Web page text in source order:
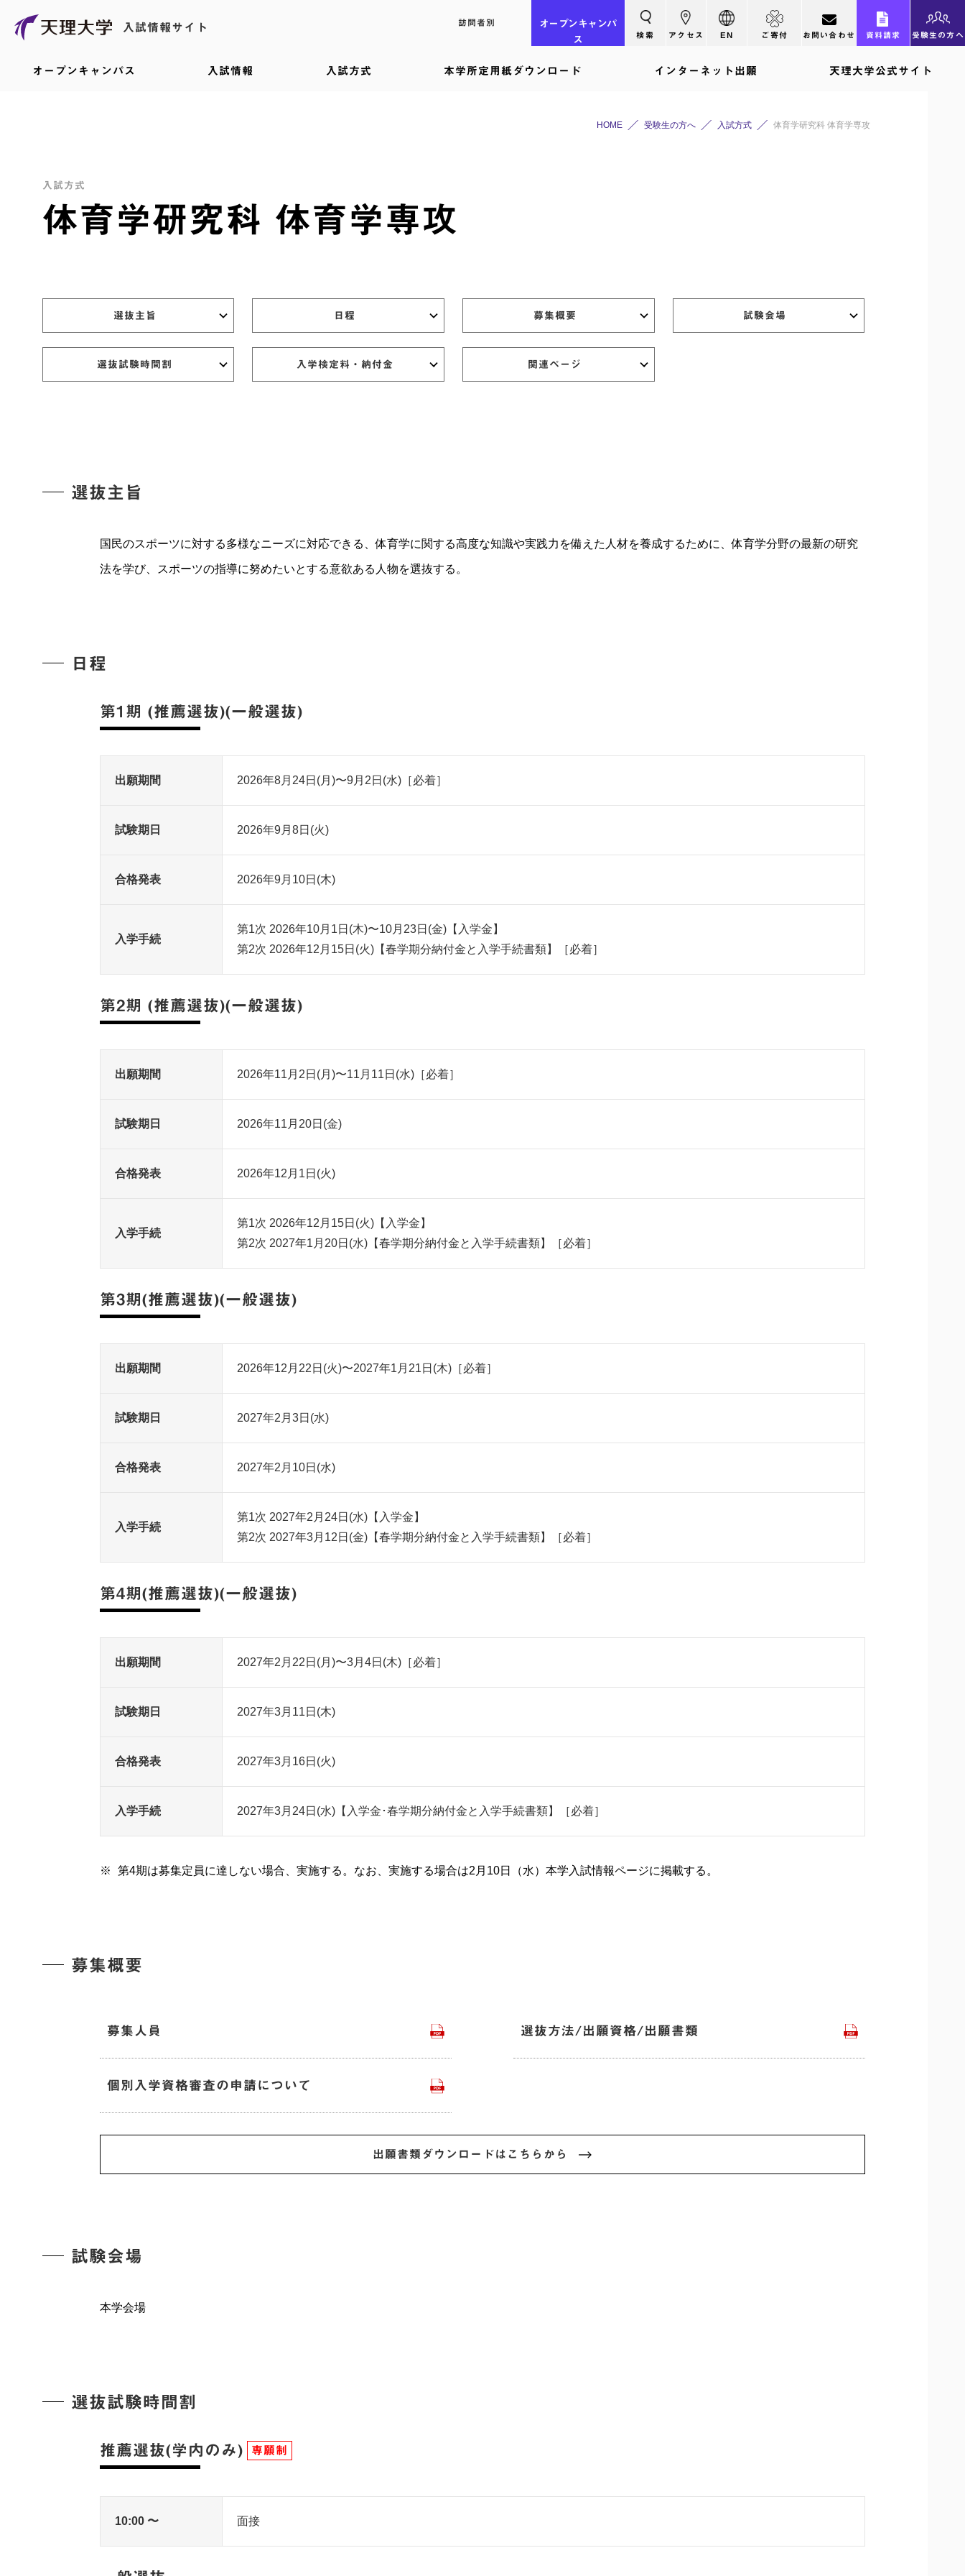
入試情報サイト 訪問者別 オープン キャンパ
ス
検索 アクセス EN ご寄付 お問い合わせ 資料請求 受験生の方へ
オープンキャンパス 入試情報 入試方式 本学所定用紙ダウンロード インターネット出願 天理大学公式サイト
HOME 受験生の方へ 入試方式 体育学研究科 体育学専攻
入試方式
体育学研究科 体育学専攻
選抜主旨 日程 募集概要 試験会場
選抜試験時間割 入学検定料・納付金 関連ページ
選抜主旨
国民のスポーツに対する多様なニーズに対応できる、体育学に関する高度な知識や実践力を備えた人材を養成するために、体育学分野の最新の研究
法を学び、スポーツの指導に努めたいとする意欲ある人物を選抜する。
日程
第1期 (推薦選抜)(一般選抜)
出願期間 2026年8月24日(月)〜9月2日(水)［必着］
試験期日 2026年9月8日(火)
合格発表 2026年9月10日(木)
入学手続
第1次 2026年10月1日(木)〜10月23日(金)【入学金】
第2次 2026年12月15日(火)【春学期分納付金と入学手続書類】［必着］
第2期 (推薦選抜)(一般選抜)
出願期間 2026年11月2日(月)〜11月11日(水)［必着］
試験期日 2026年11月20日(金)
合格発表 2026年12月1日(火)
入学手続
第1次 2026年12月15日(火)【入学金】
第2次 2027年1月20日(水)【春学期分納付金と入学手続書類】［必着］
第3期(推薦選抜)(一般選抜)
出願期間 2026年12月22日(火)〜2027年1月21日(木)［必着］
試験期日 2027年2月3日(水)
合格発表 2027年2月10日(水)
入学手続
第1次 2027年2月24日(水)【入学金】
第2次 2027年3月12日(金)【春学期分納付金と入学手続書類】［必着］
第4期(推薦選抜)(一般選抜)
出願期間 2027年2月22日(月)〜3月4日(木)［必着］
試験期日 2027年3月11日(木)
合格発表 2027年3月16日(火)
入学手続 2027年3月24日(水)【入学金･春学期分納付金と入学手続書類】［必着］
第4期は募集定員に達しない場合、実施する。なお、実施する場合は2月10日（水）本学入試情報ページに掲載する。
募集概要
募集人員 選抜方法/出願資格/出願書類
個別入学資格審査の申請について
出願書類ダウンロードはこちらから
試験会場
本学会場
選抜試験時間割
推薦選抜(学内のみ) 専願制
10:00 〜 面接